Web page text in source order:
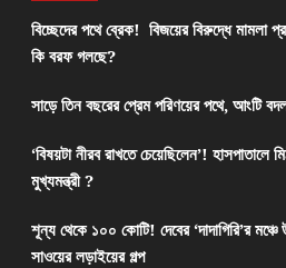
বিচ্ছেদের পথে ব্রেক! বিজয়ের বিরুদ্ধে মামলা
কি বরফ গলছে?
সাড়ে তিন বছরের প্রেম পরিণয়ের পথে, আংটি
‘বিষয়টা নীরব রাখতে চেয়েছিলেন’! হাসপাতালে
মুখ্যমন্ত্রী ?
শূন্য থেকে ১০০ কোটি! দেবের ‘দাদাগিরি’র
সাওয়ের লড়াইয়ের গল্প